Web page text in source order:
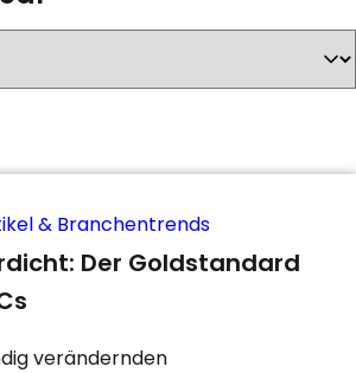
& Branchentrends
Der Goldstandard
verändernden